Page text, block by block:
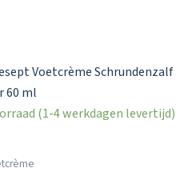
(1-4 werkdagen levertijd)